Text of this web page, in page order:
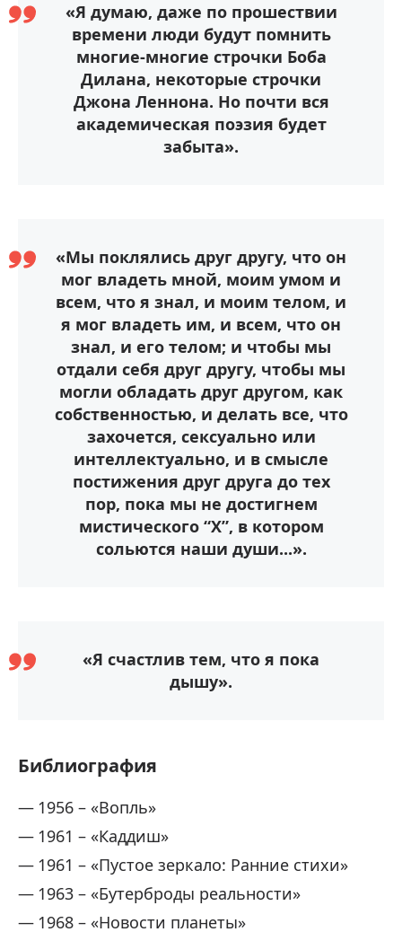
«Я думаю, даже по прошествии
времени люди будут помнить
многие-многие строчки Боба
Дилана, некоторые строчки
Джона Леннона. Но почти вся
академическая поэзия будет
забыта».
«Мы поклялись друг другу, что он
мог владеть мной, моим умом и
всем, что я знал, и моим телом, и
я мог владеть им, и всем, что он
знал, и его телом; и чтобы мы
отдали себя друг другу, чтобы мы
могли обладать друг другом, как
собственностью, и делать все, что
захочется, сексуально или
интеллектуально, и в смысле
постижения друг друга до тех
пор, пока мы не достигнем
мистического “Х”, в котором
сольются наши души...».
«Я счастлив тем, что я пока
дышу».
Библиография
1956 – «Вопль»
1961 – «Каддиш»
1961 – «Пустое зеркало: Ранние стихи»
1963 – «Бутерброды реальности»
1968 – «Новости планеты»